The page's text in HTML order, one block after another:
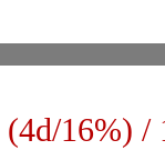
16%) /